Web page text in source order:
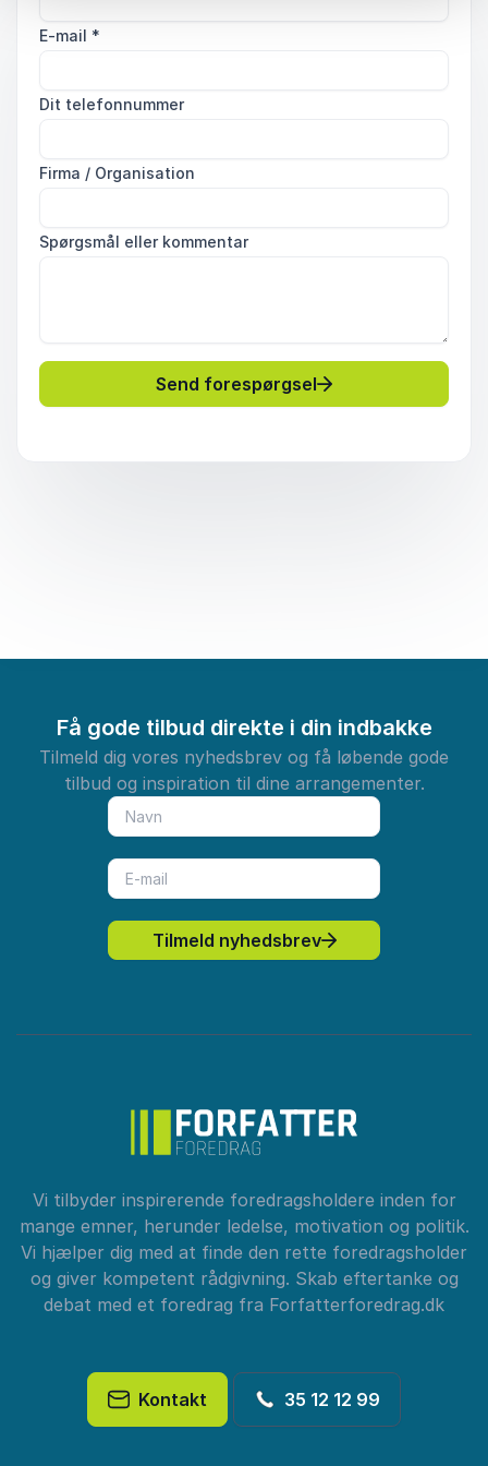
E-mail *
Dit telefonnummer
Firma / Organisation
Spørgsmål eller kommentar
Send forespørgsel
Få gode tilbud direkte i din indbakke
Tilmeld dig vores nyhedsbrev og få løbende gode
tilbud og inspiration til dine arrangementer.
Tilmeld nyhedsbrev
Vi tilbyder inspirerende foredragsholdere inden for
mange emner, herunder ledelse, motivation og politik.
Vi hjælper dig med at finde den rette foredragsholder
og giver kompetent rådgivning. Skab eftertanke og
debat med et foredrag fra Forfatterforedrag.dk
Kontakt 35 12 12 99